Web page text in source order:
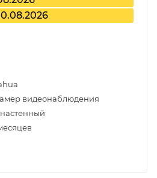
видеонаблюдения
настенный